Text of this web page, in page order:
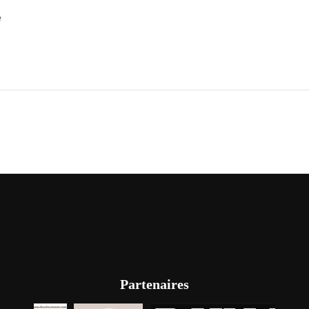
Partenaires